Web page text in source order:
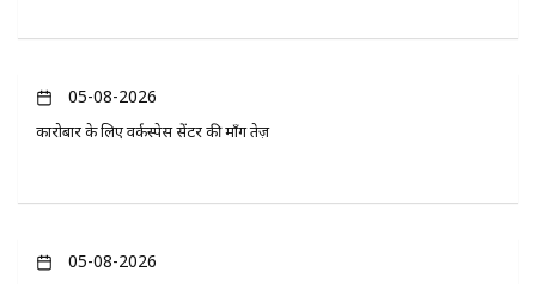
05-08-2026
कारोबार के लिए वर्कस्पेस सेंटर की माँग तेज़
05-08-2026